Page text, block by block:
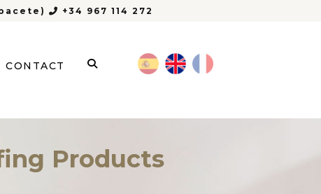
+34 967 114 272
CONTACT
Products